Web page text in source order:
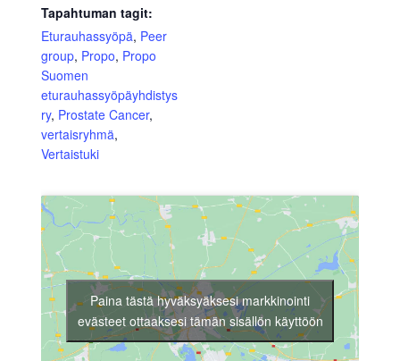
Tapahtuman tagit:
Eturauhassyöpä, Peer
group, Propo, Propo
Suomen
eturauhassyöpäyhdistys
ry, Prostate Cancer,
vertaisryhmä,
Vertaistuki
Paina tästä hyväksyäksesi markkinointi
evästeet ottaaksesi tämän sisällön käyttöön